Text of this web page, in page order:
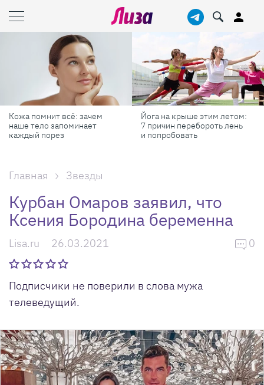
Йога на крыше этим летом:
7 причин перебороть лень
и попробовать
Готовь как шеф-
профессиональных
секретов, которые
Главная Звезды
Курбан Омаров заявил, что
Ксения Бородина беременна
Lisa.ru 26.03.2021 0
Подписчики не поверили в слова мужа
телеведущий.